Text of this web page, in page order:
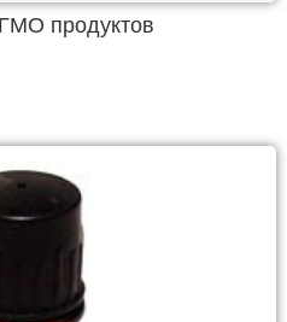
продуктов